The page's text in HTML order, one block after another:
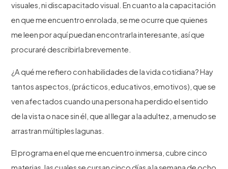
visuales, ni discapacitado visual. En cuanto a la capacitación
en que me encuentro enrolada, se me ocurre que quienes
me leen por aquí puedan encontrarla interesante, así que
procuraré describirla brevemente.
¿A qué me refiero con habilidades de la vida cotidiana? Hay
tantos aspectos, (prácticos, educativos, emotivos), que se
ven afectados cuando una persona ha perdido el sentido
de la vista o nace sin él, que al llegar a la adultez, a menudo se
arrastran múltiples lagunas.
El programa en el que me encuentro inmersa, cubre cinco